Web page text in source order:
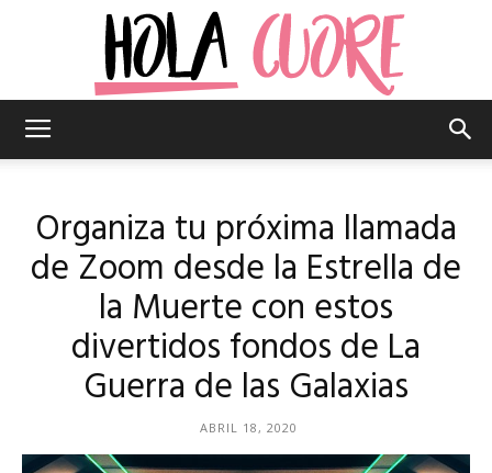
–
Organiza tu próxima llamada
de Zoom desde la Estrella de
la Muerte con estos
divertidos fondos de La
Guerra de las Galaxias
ABRIL 18, 2020